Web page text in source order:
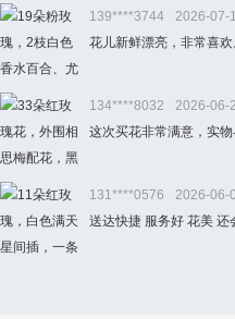
139****3744
2026-07-
花儿新鲜漂亮，非常喜欢
134****8032
2026-06-
这次买花非常满意，实物
131****0576
2026-06-
送达快捷 服务好 花美 还